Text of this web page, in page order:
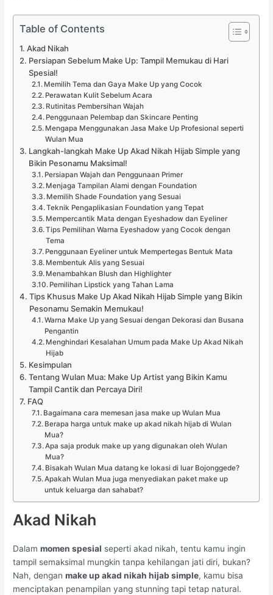
Table of Contents
Akad Nikah
Persiapan Sebelum Make Up: Tampil Memukau di Hari
Spesial!
Memilih Tema dan Gaya Make Up yang Cocok
Perawatan Kulit Sebelum Acara
Rutinitas Pembersihan Wajah
Penggunaan Pelembap dan Skincare Penting
Mengapa Menggunakan Jasa Make Up Profesional seperti
Wulan Mua
Langkah-langkah Make Up Akad Nikah Hijab Simple yang
Bikin Pesonamu Maksimal!
Persiapan Wajah dan Penggunaan Primer
Menjaga Tampilan Alami dengan Foundation
Memilih Shade Foundation yang Sesuai
Teknik Pengaplikasian Foundation yang Tepat
Mempercantik Mata dengan Eyeshadow dan Eyeliner
Tips Pemilihan Warna Eyeshadow yang Cocok dengan
Tema
Penggunaan Eyeliner untuk Mempertegas Bentuk Mata
Membentuk Alis yang Sesuai
Menambahkan Blush dan Highlighter
Pemilihan Lipstick yang Tahan Lama
Tips Khusus Make Up Akad Nikah Hijab Simple yang Bikin
Pesonamu Semakin Memukau!
Warna Make Up yang Sesuai dengan Dekorasi dan Busana
Pengantin
Menghindari Kesalahan Umum pada Make Up Akad Nikah
Hijab
Kesimpulan
Tentang Wulan Mua: Make Up Artist yang Bikin Kamu
Tampil Cantik dan Percaya Diri!
FAQ
Bagaimana cara memesan jasa make up Wulan Mua
Berapa harga untuk make up akad nikah hijab di Wulan
Mua?
Apa saja produk make up yang digunakan oleh Wulan
Mua?
Bisakah Wulan Mua datang ke lokasi di luar Bojonggede?
Apakah Wulan Mua juga menyediakan paket make up
untuk keluarga dan sahabat?
Akad Nikah
Dalammomen spesial seperti akad nikah, tentu kamu ingin
tampil semaksimal mungkin tanpa kehilangan jati diri, bukan?
Nah, denganmake up akad nikah hijab simple, kamu bisa
menciptakan penampilan yang stunning tapi tetap natural.